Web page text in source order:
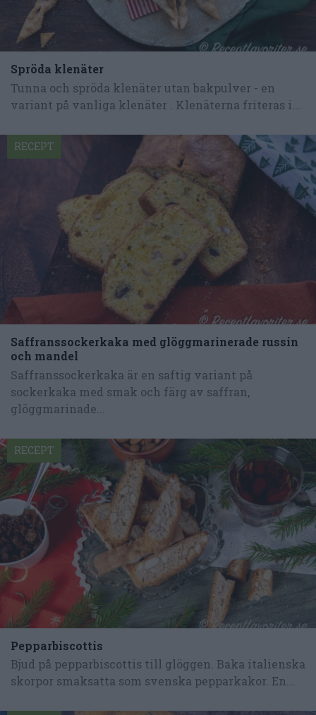
Spröda klenäter
Tunna och spröda klenäter utan bakpulver - en
variant på vanliga klenäter . Klenäterna friteras i...
Saffranssockerkaka med glöggmarinerade russin
och mandel
Saffranssockerkaka är en saftig variant på
sockerkaka med smak och färg av saffran,
glöggmarinade...
RECEPT
Pepparbiscottis
Bjud på pepparbiscottis till glöggen. Baka italienska
skorpor smaksatta som svenska pepparkakor. En...
RECEPT